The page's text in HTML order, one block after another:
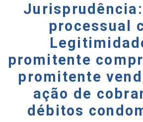
processual
promitente
promitente
ação de
débitos